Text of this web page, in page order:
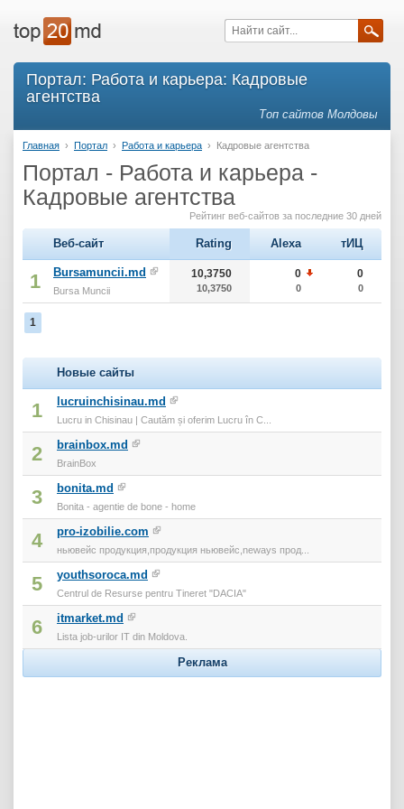
Портал: Работа и карьера: Кадровые
агентства
Топ сайтов Молдовы
Главная › Портал › Работа и карьера › Кадровые агентства
Портал - Работа и карьера -
Кадровые агентства
Рейтинг веб-сайтов за последние 30 дней
Веб-сайт Rating Alexa тИЦ
1 Bursamuncii.md
Bursa Muncii
10,3750
10,3750
0
0
0
0
1
Новые сайты
1 lucruinchisinau.md
Lucru in Chisinau | Cautăm și oferim Lucru în C...
2 brainbox.md
BrainBox
3 bonita.md
Bonita - agentie de bone - home
4 pro-izobilie.com
ньювейс продукция,продукция ньювейс,neways прод...
5 youthsoroca.md
Centrul de Resurse pentru Tineret "DACIA"
6 itmarket.md
Lista job-urilor IT din Moldova.
Реклама